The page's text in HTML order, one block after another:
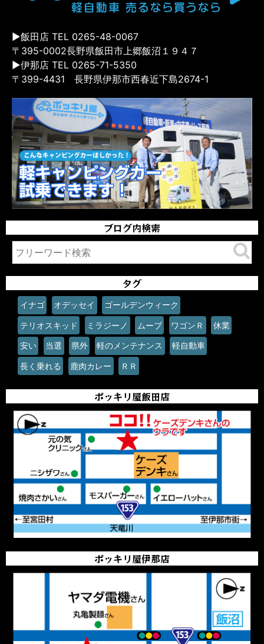
▶飯田店 TEL 0265-48-0067
〒395-0002長野県飯田市上郷飯沼１９４７
▶伊那店 TEL 0265-71-5350
〒399-4431 長野県伊那市西春近下島2674-1
ブログ内検索
タグ
イナゴ オデッセイ ゴールデンウィーク
テリオスキッド ミラジーノ ムーブ ワゴンＲ 休業
安い 当選 県外 軽のメンテナンス 軽自動車
長く乗れる 鹿肉カレー ＲＲ
ポッキリ屋飯田店
ポッキリ屋伊那店